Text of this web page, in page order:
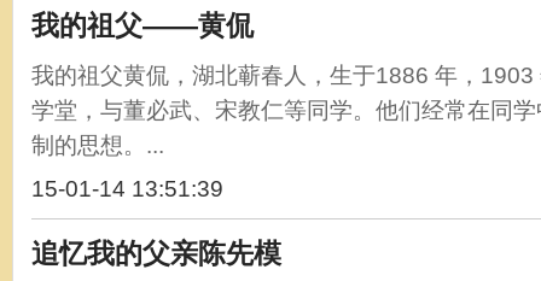
我的祖父——黄侃
我的祖父黄侃，湖北蕲春人，生于1886 年，
学堂，与董必武、宋教仁等同学。他们经常在同
制的思想。...
15-01-14 13:51:39
追忆我的父亲陈先模